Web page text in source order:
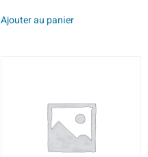
Ajouter au panier